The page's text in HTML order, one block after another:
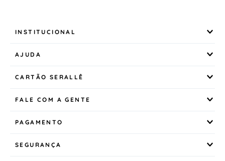
INSTITUCIONAL
AJUDA
CARTÃO SERALLÊ
FALE COM A GENTE
PAGAMENTO
SEGURANÇA